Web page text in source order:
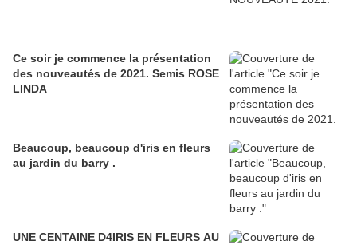
Ce soir je commence la présentation
des nouveautés de 2021. Semis ROSE
LINDA
Beaucoup, beaucoup d'iris en fleurs
au jardin du barry .
UNE CENTAINE D4IRIS EN FLEURS AU